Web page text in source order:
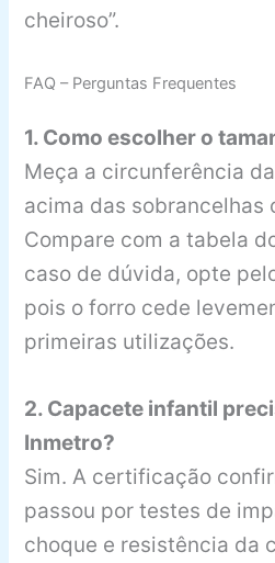
cheiroso”.
FAQ – Perguntas Frequentes
1. Como escolher o
Meça a circunferência
acima das sobrancelhas
Compare com a tabela
caso de dúvida, opte
pois o forro cede
primeiras utilizações.
2. Capacete infantil
Inmetro?
Sim. A certificação
passou por testes de
choque e resistência da